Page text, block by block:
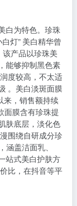
白为特色。珍珠
灯” 美白精华曾
产品以珍珠美
能够抑制黑色素
度较高，不太适
。美白淡斑面膜
来，销售额持续
面膜含有珍珠提
肤底层，淡化色
围绕自研成分珍
盖洁面乳、
站式美白护肤方
比，在抖音等平